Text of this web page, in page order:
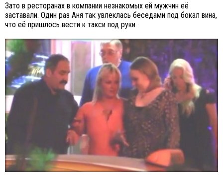
Зато в ресторанах в компании незнакомых ей мужчин её
заставали. Один раз Аня так увлеклась беседами под бокал вина,
что её пришлось вести к такси под руки.